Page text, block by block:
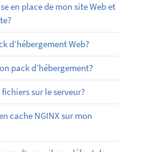
en place de mon site Web et
d’hébergement Web?
pack d’hébergement?
sur le serveur?
cache NGINX sur mon